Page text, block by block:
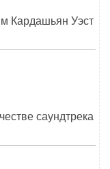
Кардашьян Уэст
саундтрека